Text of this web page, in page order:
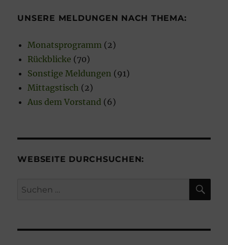
iUNSERE MELDUNGEN NACH THEMA:
Monatsprogramm (2)
Rückblicke (70)
Sonstige Meldungen (91)
Mittagstisch (2)
Aus dem Vorstand (6)
WEBSEITE DURCHSUCHEN:
Suchen